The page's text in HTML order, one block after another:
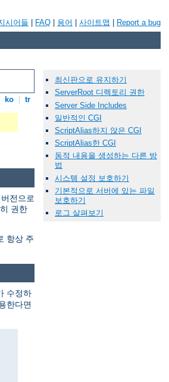
시어들 FAQ 용어 사이트맵 Report a bug
ko tr
전으로
권한
항상 주
수정하
한다면
최신판으로 유지하기
ServerRoot 디렉토리 권한
Server Side Includes
일반적인 CGI
ScriptAlias하지 않은 CGI
ScriptAlias한 CGI
동적 내용을 생성하는 다른 방
법
시스템 설정 보호하기
기본적으로 서버에 있는 파일
보호하기
로그 살펴보기